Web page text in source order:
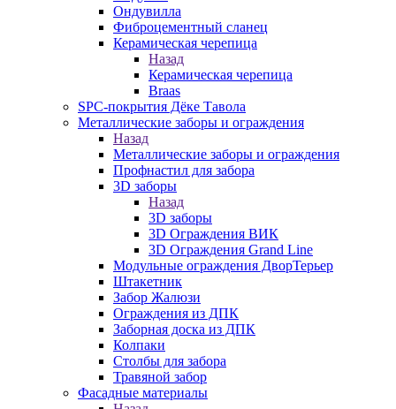
Ондувилла
Фиброцементный сланец
Керамическая черепица
Назад
Керамическая черепица
Braas
SPC-покрытия Дёке Тавола
Металлические заборы и ограждения
Назад
Металлические заборы и ограждения
Профнастил для забора
3D заборы
Назад
3D заборы
3D Ограждения ВИК
3D Ограждения Grand Line
Модульные ограждения ДворТерьер
Штакетник
Забор Жалюзи
Ограждения из ДПК
Заборная доска из ДПК
Колпаки
Столбы для забора
Травяной забор
Фасадные материалы